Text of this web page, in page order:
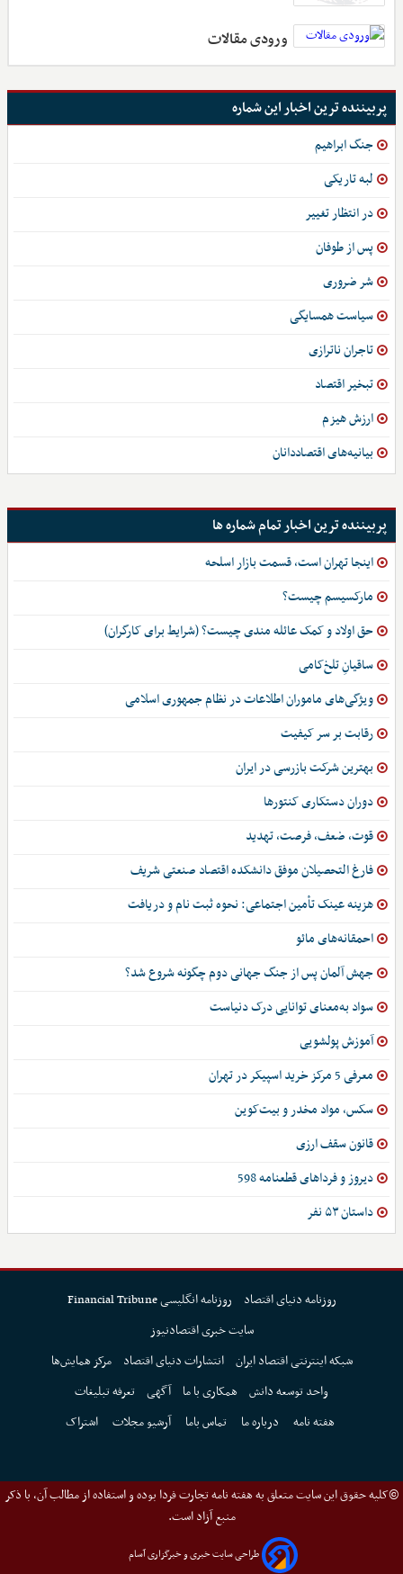
ورودی مقالات
پربیننده ترین اخبار این شماره
جنگ ابراهیم
لبه تاریکی
در انتظار تغییر
پس از طوفان
شر ضروری
سیاست همسایگی
تاجران ناترازی
تبخیر اقتصاد
ارزش هیزم
بیانیه‌های اقتصاددانان
پربیننده ترین اخبار تمام شماره ها
اینجا تهران است، قسمت بازار اسلحه
مارکسیسم چیست؟
حق اولاد و کمک عائله مندی چیست؟ (شرایط برای کارگران)
ساقیانِ تلخ‌کامی
ویژگی‌های ماموران اطلاعات در نظام جمهوری اسلامی
رقابت بر سر کیفیت
بهترین شرکت بازرسی در ایران
دوران دستکاری کنتورها
قوت، ضعف، فرصت، تهدید
فارغ التحصیلان موفق دانشکده اقتصاد صنعتی شریف
هزینه عینک تأمین اجتماعی: نحوه ثبت نام و دریافت
احمقانه‌های مائو
جهش آلمان پس از جنگ جهانی دوم چگونه شروع شد؟
سواد به‌معنای توانایی درک دنیاست
آموزش پولشویی
معرفی 5 مرکز خرید اسپیکر در تهران
سکس، مواد مخدر و بیت‌کوین
قانون سقف ارزی
دیروز و فرداهای قطعنامه 598
داستان ۵۳ نفر
روزنامه دنیای اقتصاد
روزنامه انگلیسی Financial Tribune
سایت خبری اقتصادنیوز
شبکه اینترنتی اقتصاد ایران انتشارات دنیای اقتصاد
مرکز همایش‌ها
واحد توسعه دانش همکاری با ما آگهی تعرفه تبلیغات
هفته نامه
درباره ما تماس باما آرشیو مجلات اشتراک
©کلیه حقوق این سایت متعلق به هفته نامه تجارت فردا بوده و استفاده از مطالب آن، با ذکر
منبع آزاد است.
طراحی سایت خبری و خبرگزاری آسام